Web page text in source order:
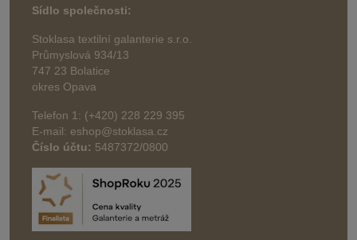
Sídlo společnosti:
Stoklasa textilní galanterie s.r.o.
Průmyslová 934/13
747 23 Bolatice
okres Opava
Telefon 1: (+420) 228 229 395
E-mail: eshop@stoklasa.cz
Číslo účtu: 5487372/0800